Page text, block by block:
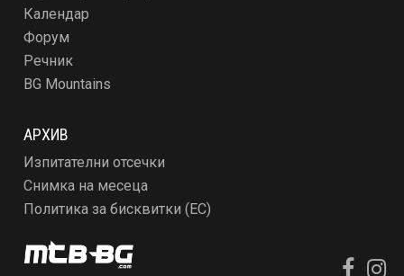
Календар
Форум
Речник
BG Mountains
АРХИВ
Изпитателни отсечки
Снимка на месеца
Политика за бисквитки (ЕС)